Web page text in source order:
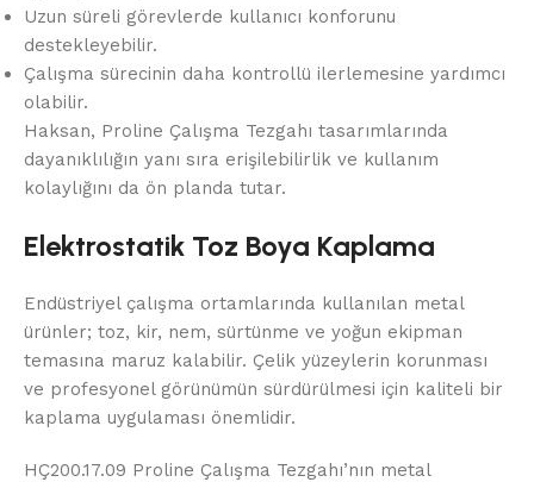
Uzun süreli görevlerde kullanıcı konforunu
destekleyebilir.
Çalışma sürecinin daha kontrollü ilerlemesine yardımcı
olabilir.
Haksan, Proline Çalışma Tezgahı tasarımlarında
dayanıklılığın yanı sıra erişilebilirlik ve kullanım
kolaylığını da ön planda tutar.
Elektrostatik Toz Boya Kaplama
Endüstriyel çalışma ortamlarında kullanılan metal
ürünler; toz, kir, nem, sürtünme ve yoğun ekipman
temasına maruz kalabilir. Çelik yüzeylerin korunması
ve profesyonel görünümün sürdürülmesi için kaliteli bir
kaplama uygulaması önemlidir.
HÇ200.17.09 Proline Çalışma Tezgahı’nın metal